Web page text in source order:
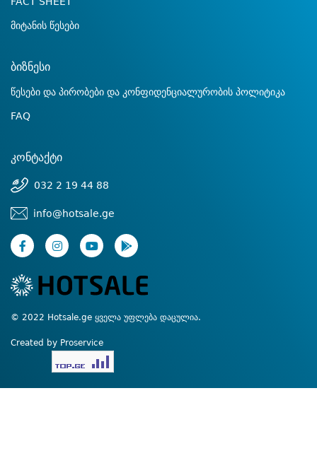
მიტანის წესები
ბიზნესი
წესები და პირობები და კონფიდენციალურობის პოლიტიკა
FAQ
კონტაქტი
032 2 19 44 88
info@hotsale.ge
© 2022 Hotsale.ge ყველა უფლება დაცულია.
Created by Proservice